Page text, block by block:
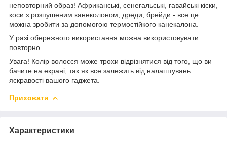
неповторний образ! Африканські, сенегальські, гавайські кіски,
коси з розпушеним канеколоном, дреди, брейди - все це
можна зробити за допомогою термостійкого канекалона.
У разі обережного використання можна використовувати
повторно.
Увага! Колір волосся може трохи відрізнятися від того, що ви
бачите на екрані, так як все залежить від налаштувань
яскравості вашого гаджета.
Приховати
Характеристики